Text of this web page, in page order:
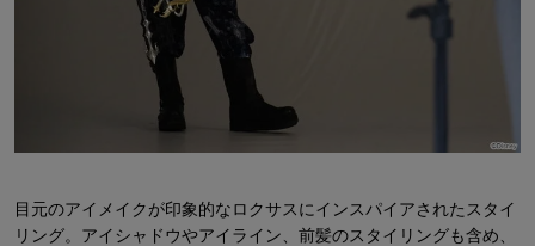
目元のアイメイクが印象的なロクサスにインスパイアされたスタイ
リング。アイシャドウやアイライン、前髪のスタイリングも含め、